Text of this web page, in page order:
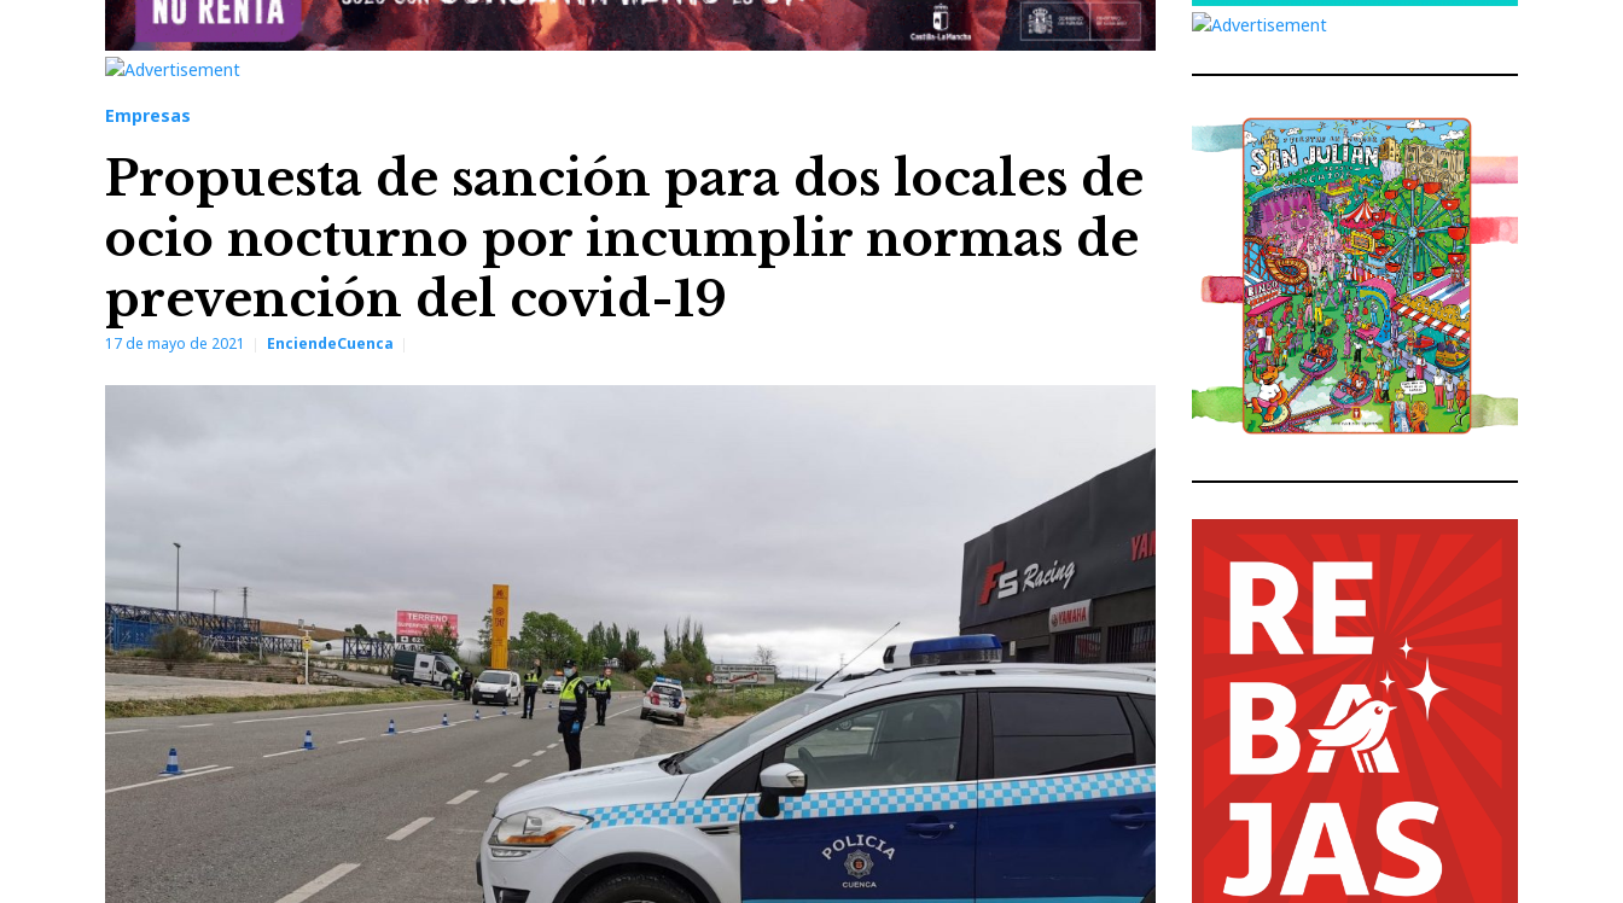
Empresas
Propuesta de sanción para dos locales de
ocio nocturno por incumplir normas de
prevención del covid-19
17 de mayo de 2021 EnciendeCuenca